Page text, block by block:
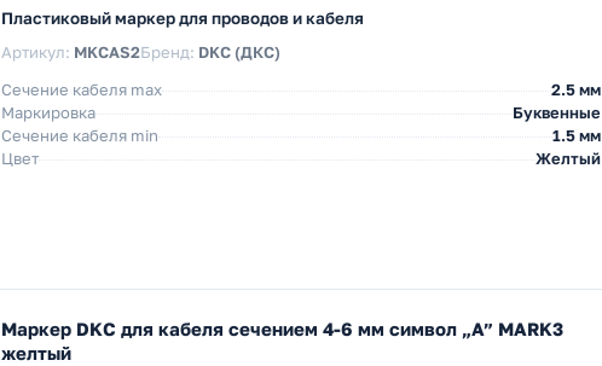
Пластиковый маркер для проводов и кабеля
Артикул: MKCAS2Бренд: DKC (ДКС)
Сечение кабеля max
2.5 мм
Маркировка
Буквенные
Сечение кабеля min
1.5 мм
Цвет
Желтый
Маркер DKC для кабеля сечением 4-6 мм символ „A” MARK3
желтый